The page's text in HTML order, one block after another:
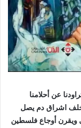
عن أحلامنا
خلف اشراق دم يصل
ويقرن أوجاع فلسطين